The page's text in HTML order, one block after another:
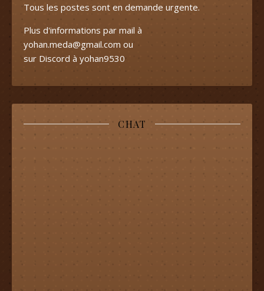
Tous les postes sont en demande urgente.
Plus d'informations par mail à
yohan.meda@gmail.com ou
sur Discord à yohan9530
CHAT